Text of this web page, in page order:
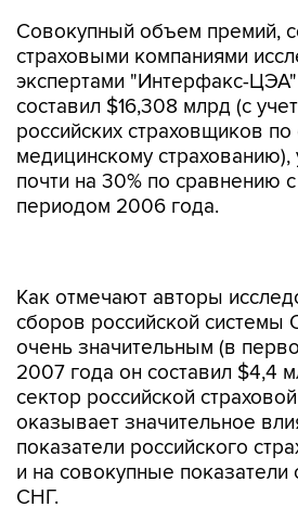
Совокупный объем премий,
страховыми компаниями
экспертами "Интерфакс-
составил $16,308 млрд (с
российских страховщиков
медицинскому
почти на 30% по сравнению
периодом 2006 года.
очень значительным (в
2007 года он составил $4,4
сектор российской
оказывает значительное
показатели российского
и на совокупные показатели
СНГ.
"Если рассматривать